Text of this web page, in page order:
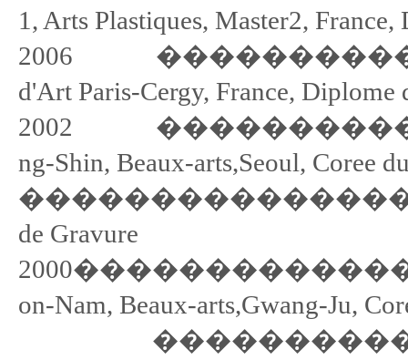
1, Arts Plastiques, Master2,
2006
d'Art Paris-Cergy, France, Diplome
2002
ng-Shin, Beaux-arts,Seoul, Coree
de Gravure
on-Nam, Beaux-arts,Gwang-